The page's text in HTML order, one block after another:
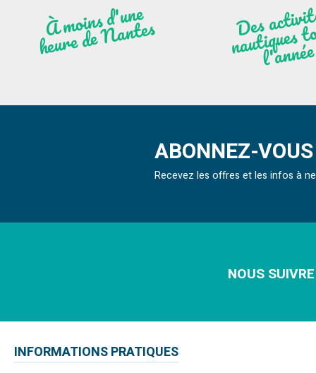
À
moi
ns
d'u
ne
heu
re
de
N
a
ntes quesnée
ABONNEZ-
Recevez les offres et les infos à
NOUS
INFORMATIONS PRATIQUES